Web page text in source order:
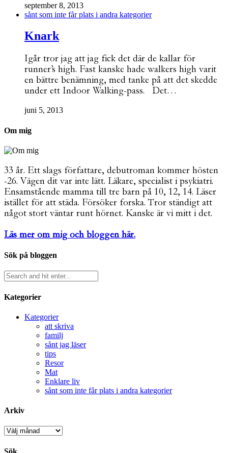
september 8, 2013
sånt som inte får plats i andra kategorier
Knark
Igår tror jag att jag fick det där de kallar för
runner’s high. Fast kanske hade walkers high varit
en bättre benämning, med tanke på att det skedde
under ett Indoor Walking-pass. Det…
juni 5, 2013
Om mig
33 år. Ett slags författare, debutroman kommer hösten
-26. Vägen dit var inte lätt. Läkare, specialist i psykiatri.
Ensamstående mamma till tre barn på 10, 12, 14. Läser
istället för att städa. Försöker forska. Tror ständigt att
något stort väntar runt hörnet. Kanske är vi mitt i det.
Läs mer om mig och bloggen här.
Sök på bloggen
Kategorier
Kategorier
att skriva
familj
sånt jag läser
tips
Resor
Mat
Enklare liv
sånt som inte får plats i andra kategorier
Arkiv
Arkiv
Sök